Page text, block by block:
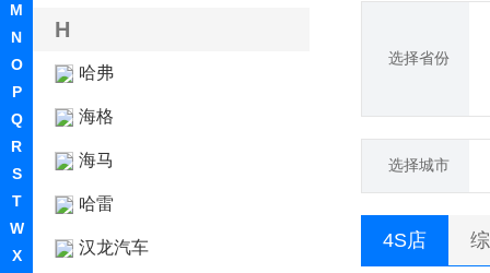
M
N
O
P
Q
R
S
T
W
X
H
哈弗
海格
海马
哈雷
汉龙汽车
选择省份
选择城市
4S店